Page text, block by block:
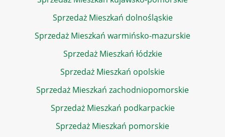
Sprzedaż Mieszkań dolnośląskie
Sprzedaż Mieszkań warmińsko-mazurskie
Sprzedaż Mieszkań łódzkie
Sprzedaż Mieszkań opolskie
Sprzedaż Mieszkań zachodniopomorskie
Sprzedaż Mieszkań podkarpackie
Sprzedaż Mieszkań pomorskie